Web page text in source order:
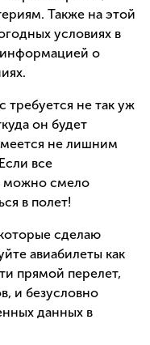
Также на этой
условиях в
информацией о
требуется не так уж
он будет
не лишним
все
можно смело
в полет!
сделаю
авиабилеты как
прямой перелет,
и безусловно
данных в